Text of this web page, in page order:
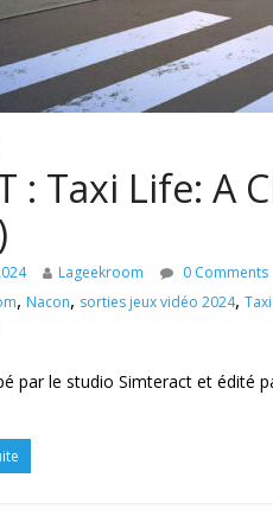
: Taxi Life: A
Lageekroom 0 Comments
, Nacon, sorties jeux vidéo 2024,
par le studio Simteract et édité